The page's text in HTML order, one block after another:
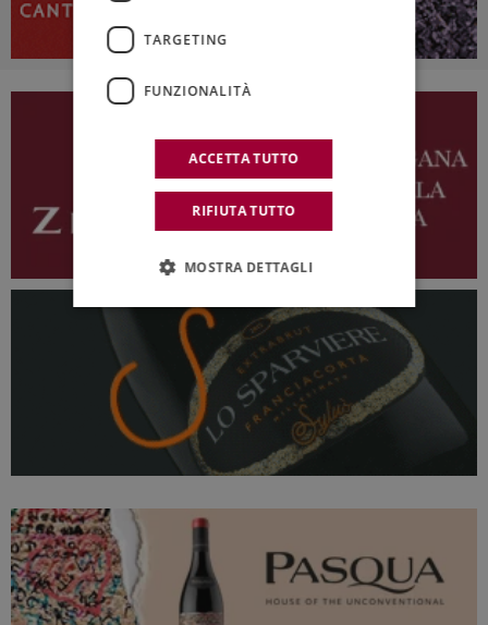
TARGETING
FUNZIONALITÀ
ACCETTA TUTTO
RIFIUTA TUTTO
MOSTRA DETTAGLI